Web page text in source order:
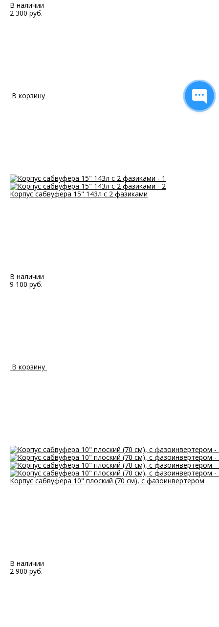
В наличии
2 300 руб.
В корзину
Корпус сабвуфера 15" 143л с 2 фазиками
В наличии
9 100 руб.
В корзину
Корпус сабвуфера 10" плоский (70 см), с фазоинвертером
В наличии
2 900 руб.